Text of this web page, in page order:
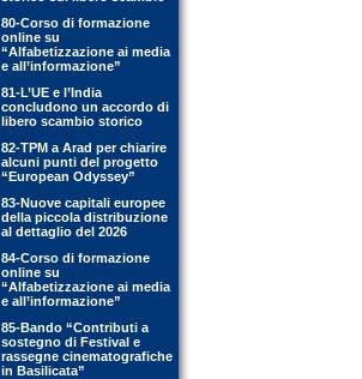
80-Corso di formazione
online su
“Alfabetizzazione ai media
e all’informazione”
81-L’UE e l’India
concludono un accordo di
libero scambio storico
82-TPM a Arad per chiarire
alcuni punti del progetto
“European Odyssey”
83-Nuove capitali europee
della piccola distribuzione
al dettaglio del 2026
84-Corso di formazione
online su
“Alfabetizzazione ai media
e all’informazione”
85-Bando “Contributi a
sostegno di Festival e
rassegne cinematografiche
in Basilicata”